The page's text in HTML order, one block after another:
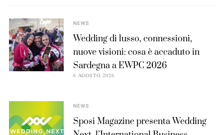
NEWS
Wedding di lusso, connessioni,
nuove visioni: cosa è accaduto in
Sardegna a EWPC 2026
6 AGOSTO 2026
NEWS
Sposi Magazine presenta Wedding